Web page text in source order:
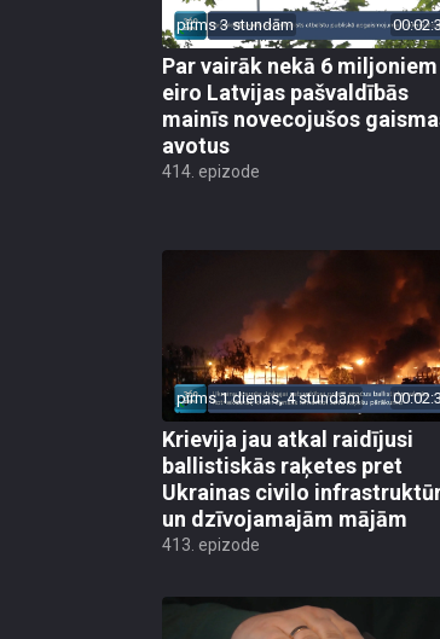
pirms 3 stundām
Par vairāk nekā 6 miljoniem
eiro Latvijas pašvaldībās
mainīs novecojušos
avotus
414. epizode
pirms 1 dienas, 4 stundām
Krievija jau atkal raidījusi
ballistiskās raķetes pret
Ukrainas civilo
un dzīvojamajām mājām
413. epizode